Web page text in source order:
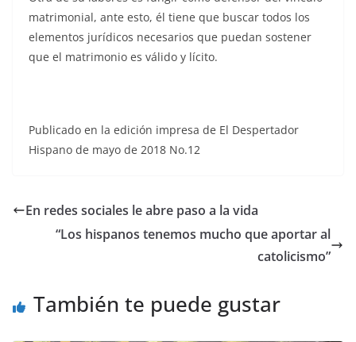
matrimonial, ante esto, él tiene que buscar todos los
elementos jurídicos necesarios que puedan sostener
que el matrimonio es válido y lícito.
Publicado en la edición impresa de El Despertador
Hispano de mayo de 2018 No.12
En redes sociales le abre paso a la vida
“Los hispanos tenemos mucho que aportar al
catolicismo”
También te puede gustar